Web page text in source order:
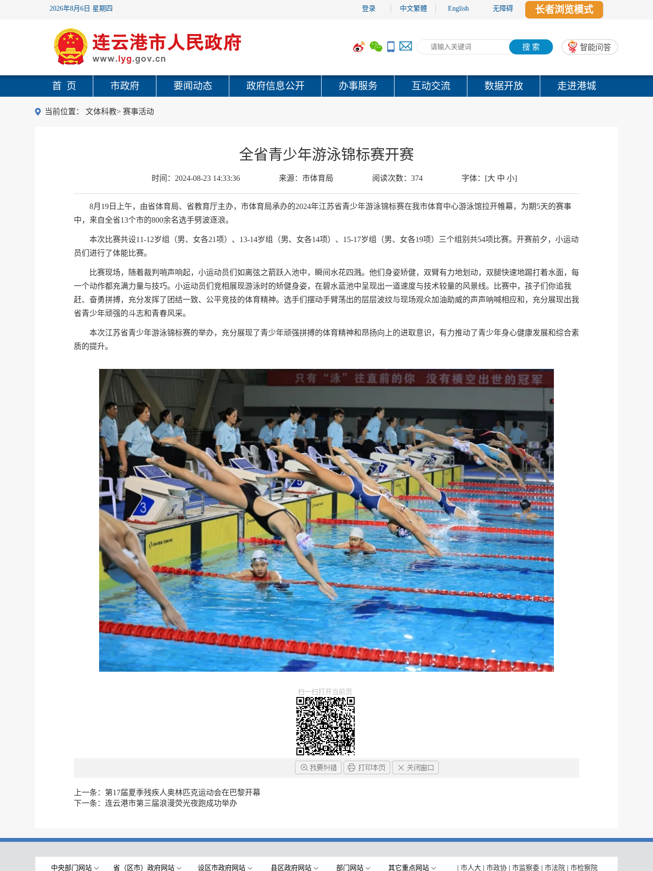
2026年8月6日 星期四 登录 中文繁體 English 无障碍 长者浏览模式
搜 索
首 页 市政府 要闻动态 政府信息公开 办事服务 互动交流 数据开放 走进港城
当前位置： 文体科教> 赛事活动
全省青少年游泳锦标赛开赛
时间： 2024-08-23 14:33:36 来源： 市体育局 阅读次数： 374 字体： [大 中 小]
8月19日上午，由省体育局、省教育厅主办，市体育局承办的2024年江苏省青少年游泳锦标赛在我市体育中心游泳馆拉开帷幕，为期5天的赛事
中，来自全省13个市的800余名选手劈波逐浪。
本次比赛共设11-12岁组（男、女各21项）、13-14岁组（男、女各14项）、15-17岁组（男、女各19项）三个组别共54项比赛。开赛前夕，小运动
员们进行了体能比赛。
比赛现场，随着裁判哨声响起，小运动员们如离弦之箭跃入池中，瞬间水花四溅。他们身姿矫健，双臂有力地划动，双腿快速地踢打着水面，每
一个动作都充满力量与技巧。小运动员们竞相展现游泳时的矫健身姿，在碧水蓝池中呈现出一道速度与技术较量的风景线。比赛中，孩子们你追我
赶、奋勇拼搏，充分发挥了团结一致、公平竞技的体育精神。选手们摆动手臂荡出的层层波纹与现场观众加油助威的声声呐喊相应和，充分展现出我
省青少年顽强的斗志和青春风采。
本次江苏省青少年游泳锦标赛的举办，充分展现了青少年顽强拼搏的体育精神和昂扬向上的进取意识，有力推动了青少年身心健康发展和综合素
质的提升。
扫一扫打开当前页
上一条： 第17届夏季残疾人奥林匹克运动会在巴黎开幕
下一条： 连云港市第三届浪漫荧光夜跑成功举办
中央部门网站 省（区市）政府网站 设区市政府网站 县区政府网站 部门网站 其它重点网站 市人大 市政协 市监察委 市法院 市检察院